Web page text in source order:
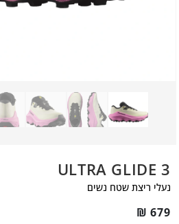
ULTRA GLIDE 3
נעלי ריצת שטח נשים
₪ 679